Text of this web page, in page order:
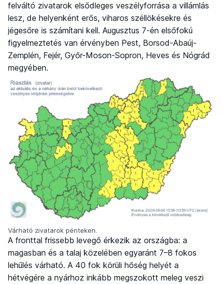
felváltó zivatarok elsődleges veszélyforrása a villámlás
lesz, de helyenként erős, viharos széllökésekre és
jégesőre is számítani kell. Augusztus 7-én elsőfokú
figyelmeztetés van érvényben Pest, Borsod-Abaúj-
Zemplén, Fejér, Győr-Moson-Sopron, Heves és Nógrád
megyében.
Várható zivatarok pénteken.
A fronttal frissebb levegő érkezik az országba: a
magasban és a talaj közelében egyaránt 7–8 fokos
lehűlés várható. A 40 fok körüli hőség helyét a
hétvégére a nyárhoz inkább megszokott meleg veszi